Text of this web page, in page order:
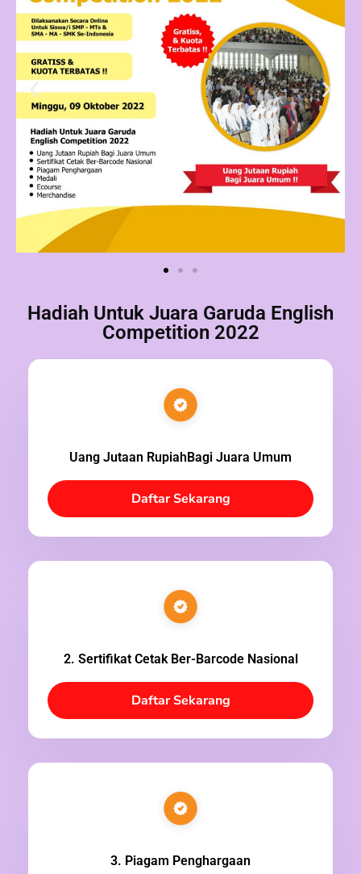
Hadiah Untuk Juara Garuda English
Competition 2022
Uang Jutaan RupiahBagi Juara Umum
Daftar Sekarang
2. Sertifikat Cetak Ber-Barcode Nasional
Daftar Sekarang
3. Piagam Penghargaan